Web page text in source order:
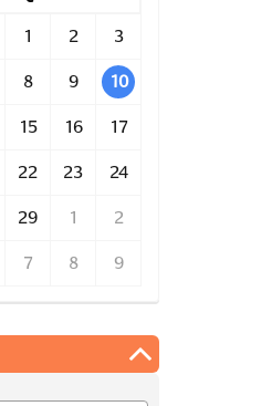
1 2 3
8 9 10
15 16 17
22 23 24
29 1 2
7 8 9